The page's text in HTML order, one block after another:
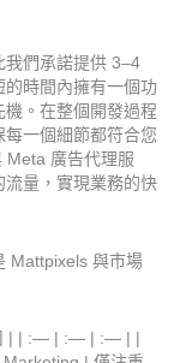
我們承諾提供 3–4
時間內擁有一個功
。在整個開發過程
一個細節都符合您
Meta 廣告代理服
量，實現業務的快
Mattpixels 與市場
| | :— | :— | :— | |